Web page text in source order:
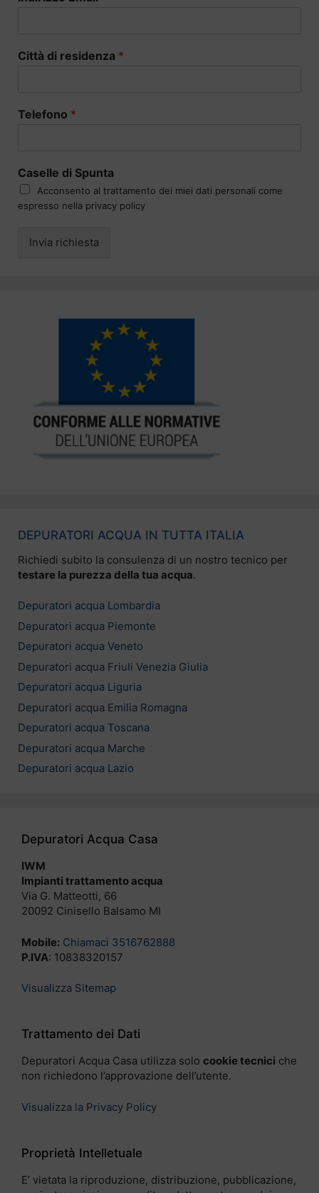
Città di residenza *
Telefono *
Caselle di Spunta
Acconsento al trattamento dei miei dati personali come
espresso nella privacy policy
Invia richiesta
DEPURATORI ACQUA IN TUTTA ITALIA
Richiedi subito la consulenza di un nostro tecnico per
testare la purezza della tua acqua.
Depuratori acqua Lombardia
Depuratori acqua Piemonte
Depuratori acqua Veneto
Depuratori acqua Friuli Venezia Giulia
Depuratori acqua Liguria
Depuratori acqua Emilia Romagna
Depuratori acqua Toscana
Depuratori acqua Marche
Depuratori acqua Lazio
Depuratori Acqua Casa
IWM
Impianti trattamento acqua
Via G. Matteotti, 66
20092 Cinisello Balsamo MI
Mobile: Chiamaci 3516762888
P.IVA: 10838320157
Visualizza Sitemap
Trattamento dei Dati
Depuratori Acqua Casa utilizza solo cookie tecnici che
non richiedono l’approvazione dell’utente.
Visualizza la Privacy Policy
Proprietà Intelletuale
E’ vietata la riproduzione, distribuzione, pubblicazione,